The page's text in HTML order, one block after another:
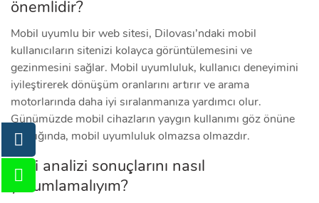
önemlidir?
Mobil uyumlu bir web sitesi, Dilovası’ndaki mobil
kullanıcıların sitenizi kolayca görüntülemesini ve
gezinmesini sağlar. Mobil uyumluluk, kullanıcı deneyimini
iyileştirerek dönüşüm oranlarını artırır ve arama
motorlarında daha iyi sıralanmanıza yardımcı olur.
Günümüzde mobil cihazların yaygın kullanımı göz önüne
alındığında, mobil uyumluluk olmazsa olmazdır.
Veri analizi sonuçlarını nasıl
yorumlamalıyım?